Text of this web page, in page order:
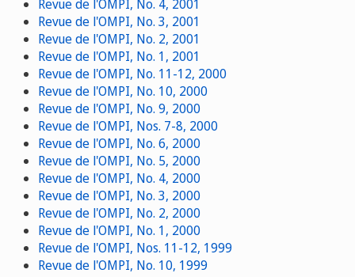
Revue de l'OMPI, No. 4, 2001
Revue de l'OMPI, No. 3, 2001
Revue de l'OMPI, No. 2, 2001
Revue de l'OMPI, No. 1, 2001
Revue de l'OMPI, No. 11-12, 2000
Revue de l'OMPI, No. 10, 2000
Revue de l'OMPI, No. 9, 2000
Revue de l'OMPI, Nos. 7-8, 2000
Revue de l'OMPI, No. 6, 2000
Revue de l'OMPI, No. 5, 2000
Revue de l'OMPI, No. 4, 2000
Revue de l'OMPI, No. 3, 2000
Revue de l'OMPI, No. 2, 2000
Revue de l'OMPI, No. 1, 2000
Revue de l'OMPI, Nos. 11-12, 1999
Revue de l'OMPI, No. 10, 1999